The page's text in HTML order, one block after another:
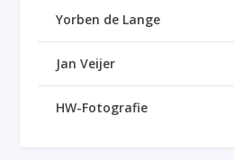
Yorben de Lange
Jan Veijer
HW-Fotografie